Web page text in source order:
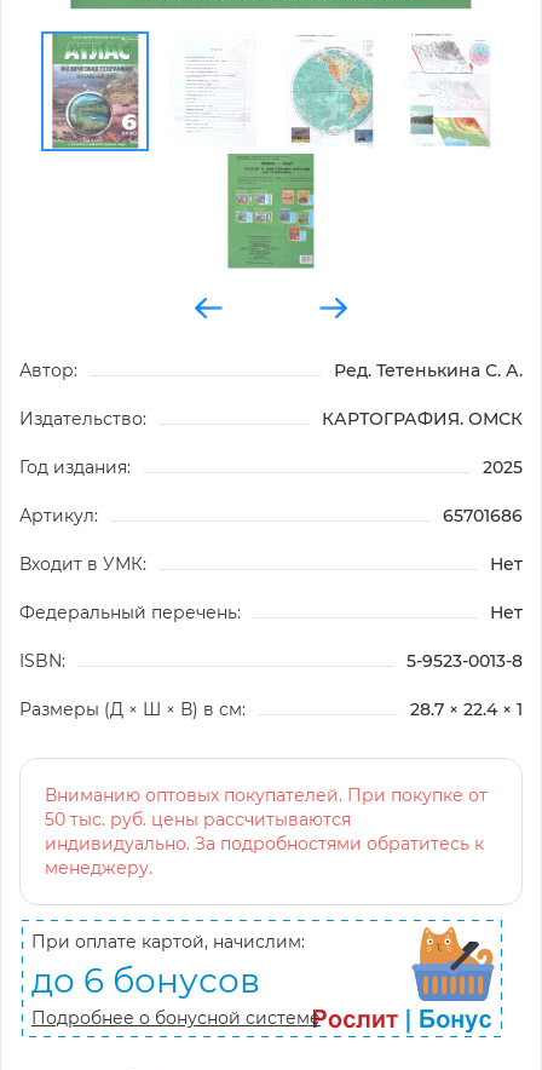
Автор: Ред. Тетенькина С. А.
Издательство: КАРТОГРАФИЯ. ОМСК
Год издания: 2025
Артикул: 65701686
Входит в УМК: Нет
Федеральный перечень: Нет
ISBN: 5-9523-0013-8
Размеры (Д × Ш × В) в см: 28.7 × 22.4 × 1
Вниманию оптовых покупателей. При покупке от
50 тыс. руб. цены рассчитываются
индивидуально. За подробностями обратитесь к
менеджеру.
При оплате картой, начислим:
до 6 бонусов
Подробнее о бонусной системе